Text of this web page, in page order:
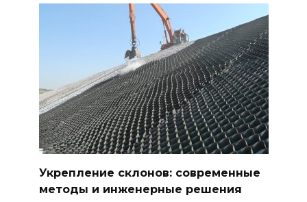
Укрепление склонов: современные
методы и инженерные решения